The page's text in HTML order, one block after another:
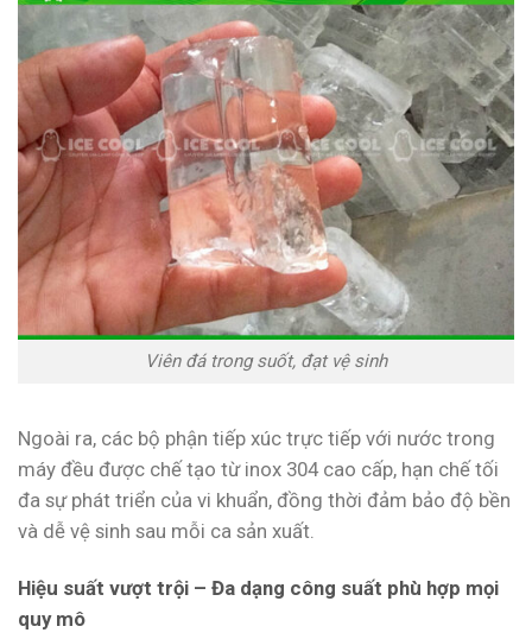
Viên đá trong suốt, đạt vệ sinh
Ngoài ra, các bộ phận tiếp xúc trực tiếp với nước trong
máy đều được chế tạo từ inox 304 cao cấp, hạn chế tối
đa sự phát triển của vi khuẩn, đồng thời đảm bảo độ bền
và dễ vệ sinh sau mỗi ca sản xuất.
Hiệu suất vượt trội – Đa dạng công suất phù hợp mọi
quy mô